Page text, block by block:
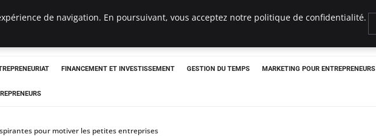
FINANCEMENT ET INVESTISSEMENT GESTION DU TEMPS MARKETING POUR ENTREPRENEURS
pour motiver les petites entreprises
de navigation. En poursuivant, vous acceptez notre politique de confidentialité.